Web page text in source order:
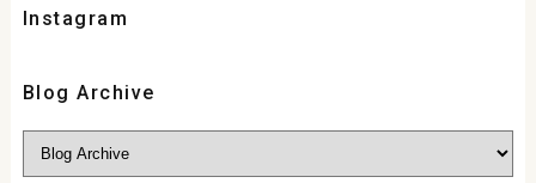
Instagram
Blog Archive